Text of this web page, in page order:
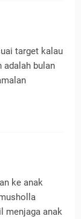
target kalau
adalah bulan
ke anak
menjaga anak